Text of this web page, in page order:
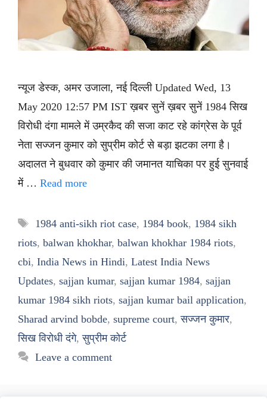
न्यूज डेस्क, अमर उजाला, नई दिल्ली Updated Wed, 13
May 2020 12:57 PM IST ख़बर सुनें ख़बर सुनें 1984 सिख
विरोधी दंगा मामले में उम्रकैद की सजा काट रहे कांग्रेस के पूर्व
नेता सज्जन कुमार को सुप्रीम कोर्ट से बड़ा झटका लगा है।
अदालत ने बुधवार को कुमार की जमानत याचिका पर हुई सुनवाई
में … Read more
Tags
1984 anti-sikh riot case, 1984 book, 1984 sikh
riots, balwan khokhar, balwan khokhar 1984 riots,
cbi, India News in Hindi, Latest India News
Updates, sajjan kumar, sajjan kumar 1984, sajjan
kumar 1984 sikh riots, sajjan kumar bail application,
Sharad arvind bobde, supreme court,सज्जन कुमार,
सिख विरोधी दंगे,सुप्रीम कोर्ट
Leave a comment